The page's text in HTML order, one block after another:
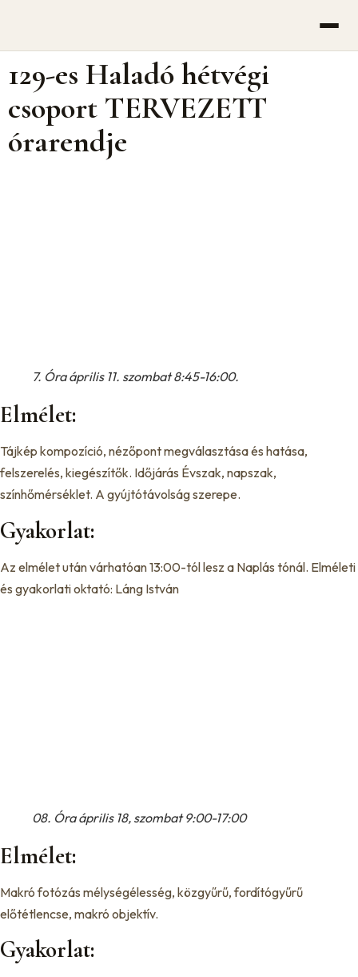
tartalomhoz
129-es Haladó hétvégi
csoport TERVEZETT
órarendje
7. Óra április 11. szombat 8:45-16:00.
Elmélet:
Tájkép kompozíció, nézőpont megválasztása és hatása,
felszerelés, kiegészítők. Időjárás Évszak, napszak,
színhőmérséklet. A gyújtótávolság szerepe.
Gyakorlat:
Az elmélet után várhatóan 13:00-tól lesz a Naplás tónál. Elméleti
és gyakorlati oktató: Láng István
08. Óra április 18, szombat 9:00-17:00
Elmélet:
Makró fotózás mélységélesség, közgyűrű, fordítógyűrű
előtétlencse, makró objektív.
Gyakorlat: